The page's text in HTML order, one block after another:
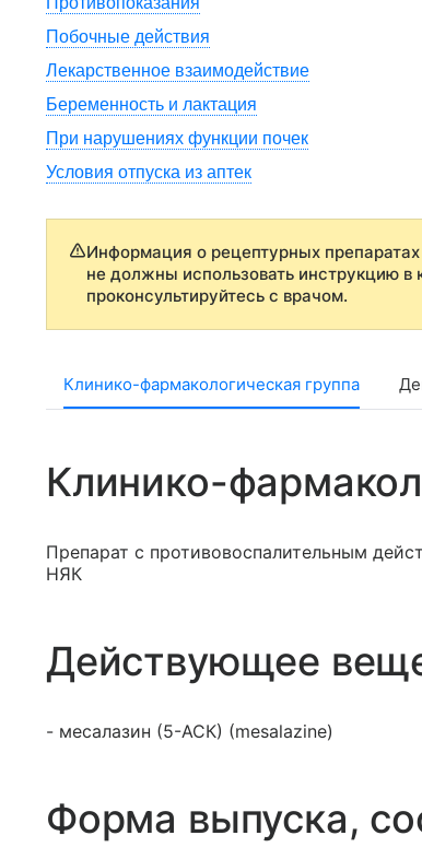
Побочные действия
Лекарственное взаимодействие
Беременность и лактация
При нарушениях функции почек
Условия отпуска из аптек
Информация о рецептурных
не должны использовать инструкцию
проконсультируйтесь с врачом.
Клинико-фармакологическая группа
Клинико-
Препарат с противовоспалительным
НЯК
Действующее
- месалазин (5-АСК) (mesalazine)
Форма выпуска,